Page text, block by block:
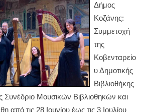
Δήμος
Κοζάνης:
Συμμετοχή
της
Κοβενταρείο
υ Δημοτικής
Βιβλιοθήκης
Συνέδριο Μουσικών Βιβλιοθηκών και
από τις 28 Ιουνίου έως τις 3 Ιουλίου